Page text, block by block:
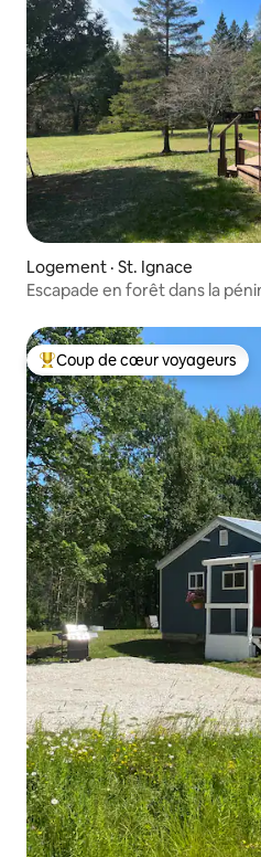
Logement · St. Ignace
Escapade en forêt dans la
Coup de cœur voyageurs
Coup de cœur voyageurs